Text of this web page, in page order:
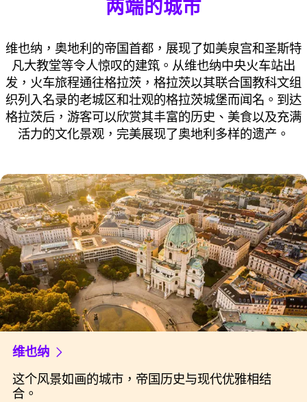
两端的城市
维也纳，奥地利的帝国首都，展现了如美泉宫和圣斯特
凡大教堂等令人惊叹的建筑。从维也纳中央火车站出
发，火车旅程通往格拉茨，格拉茨以其联合国教科文组
织列入名录的老城区和壮观的格拉茨城堡而闻名。到达
格拉茨后，游客可以欣赏其丰富的历史、美食以及充满
活力的文化景观，完美展现了奥地利多样的遗产。
维也纳
这个风景如画的城市，帝国历史与现代优雅相结
合。